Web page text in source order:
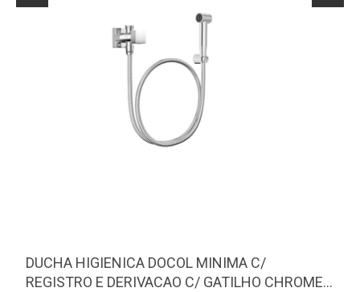
DUCHA HIGIENICA DOCOL MINIMA C/
REGISTRO E DERIVACAO C/ GATILHO CHROME